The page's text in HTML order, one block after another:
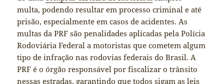
multa, podendo resultar em processo criminal e até
prisão, especialmente em casos de acidentes. As
multas da PRF são penalidades aplicadas pela Polícia
Rodoviária Federal a motoristas que cometem algum
tipo de infração nas rodovias federais do Brasil. A
PRF é o órgão responsável por fiscalizar o trânsito
nessas estradas, garantindo que todos sigam as leis